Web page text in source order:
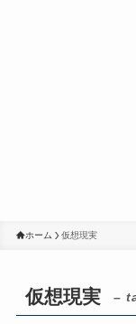
ホーム 仮想現実
仮想現実 –